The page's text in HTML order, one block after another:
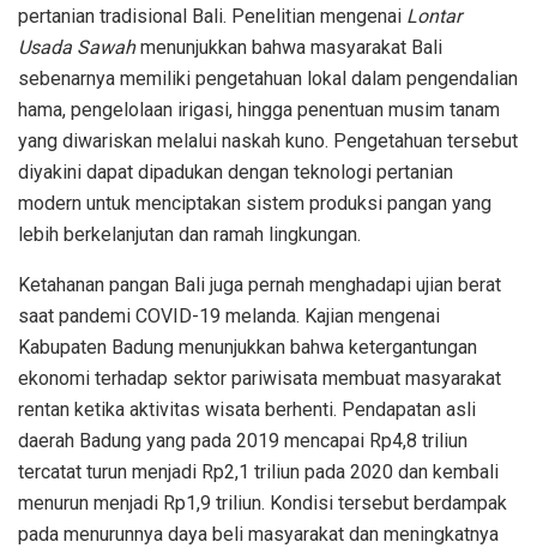
pertanian tradisional Bali. Penelitian mengenai Lontar
Usada Sawahmenunjukkan bahwa masyarakat Bali
sebenarnya memiliki pengetahuan lokal dalam pengendalian
hama, pengelolaan irigasi, hingga penentuan musim tanam
yang diwariskan melalui naskah kuno. Pengetahuan tersebut
diyakini dapat dipadukan dengan teknologi pertanian
modern untuk menciptakan sistem produksi pangan yang
lebih berkelanjutan dan ramah lingkungan.
Ketahanan pangan Bali juga pernah menghadapi ujian berat
saat pandemi COVID-19 melanda. Kajian mengenai
Kabupaten Badung menunjukkan bahwa ketergantungan
ekonomi terhadap sektor pariwisata membuat masyarakat
rentan ketika aktivitas wisata berhenti. Pendapatan asli
daerah Badung yang pada 2019 mencapai Rp4,8 triliun
tercatat turun menjadi Rp2,1 triliun pada 2020 dan kembali
menurun menjadi Rp1,9 triliun. Kondisi tersebut berdampak
pada menurunnya daya beli masyarakat dan meningkatnya